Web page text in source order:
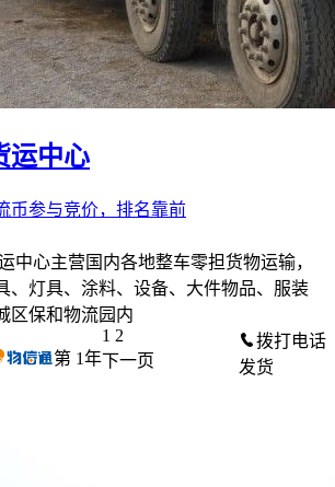
运中心
中心主营国内各地整车零担货物运输，
、灯具、涂料、设备、大件物品、服装
区保和物流园内
第 1年
拨打电话
发货
1 2
下一页